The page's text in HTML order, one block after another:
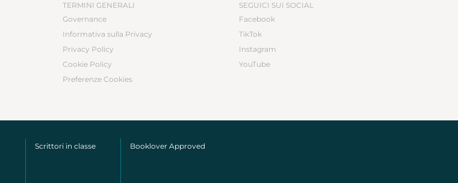
TERMINI GENERALI
Governance
Informativa sulla Privacy
Privacy Policy
Cookie Policy
Preferenze Cookies
SEGUICI SUI SOCIAL
Facebook
TikTok
Instagram
YouTube
Scrittori in classe Booklover Approved